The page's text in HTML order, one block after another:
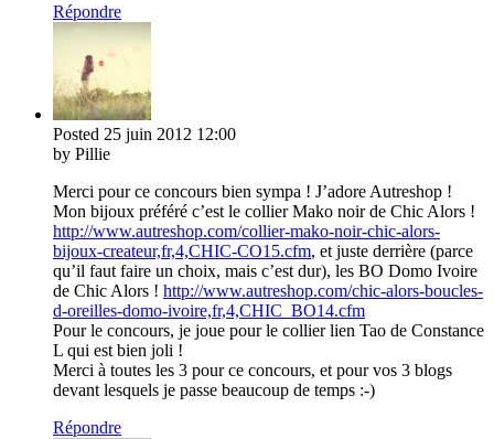
Répondre
Posted 25 juin 2012 12:00
by Pillie
Merci pour ce concours bien sympa ! J’adore Autreshop !
Mon bijoux préféré c’est le collier Mako noir de Chic Alors !
http://www.autreshop.com/collier-mako-noir-chic-alors-
bijoux-createur,fr,4,CHIC-CO15.cfm, et juste derrière (parce
qu’il faut faire un choix, mais c’est dur), les BO Domo Ivoire
de Chic Alors ! http://www.autreshop.com/chic-alors-boucles-
d-oreilles-domo-ivoire,fr,4,CHIC_BO14.cfm
Pour le concours, je joue pour le collier lien Tao de Constance
L qui est bien joli !
Merci à toutes les 3 pour ce concours, et pour vos 3 blogs
devant lesquels je passe beaucoup de temps :-)
Répondre